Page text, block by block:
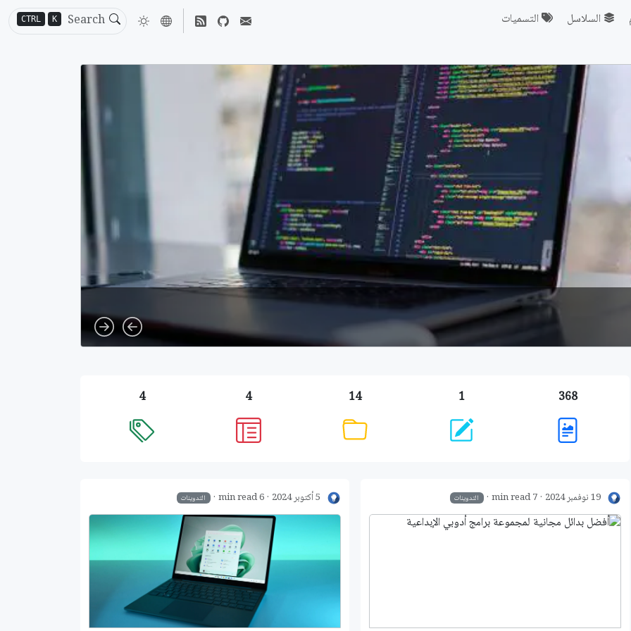
CTRL K السلاسل التسميات
Previous
Next
368
1
14
4
4
19 نوفمبر 2024 7 min read التدوينات 5 أكتوبر 2024 6 min read التدوينات